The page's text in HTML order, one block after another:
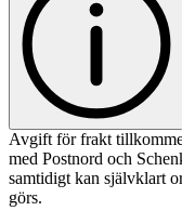
Avgift för frakt
med Postnord och
samtidigt kan självklart
görs.